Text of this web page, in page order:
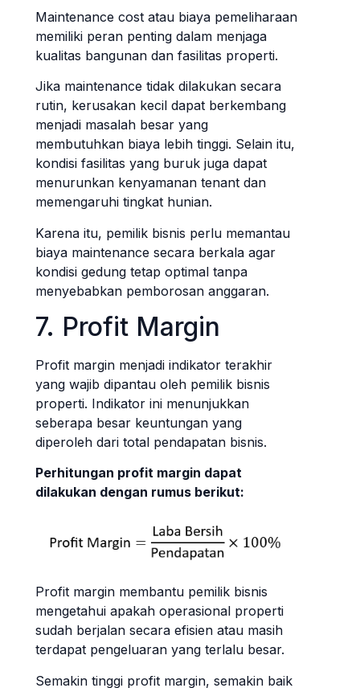
Maintenance cost atau biaya pemeliharaan
memiliki peran penting dalam menjaga
kualitas bangunan dan fasilitas properti.
Jika maintenance tidak dilakukan secara
rutin, kerusakan kecil dapat berkembang
menjadi masalah besar yang
membutuhkan biaya lebih tinggi. Selain itu,
kondisi fasilitas yang buruk juga dapat
menurunkan kenyamanan tenant dan
memengaruhi tingkat hunian.
Karena itu, pemilik bisnis perlu memantau
biaya maintenance secara berkala agar
kondisi gedung tetap optimal tanpa
menyebabkan pemborosan anggaran.
7. Profit Margin
Profit margin menjadi indikator terakhir
yang wajib dipantau oleh pemilik bisnis
properti. Indikator ini menunjukkan
seberapa besar keuntungan yang
diperoleh dari total pendapatan bisnis.
Perhitungan profit margin dapat
dilakukan dengan rumus berikut:
Profit margin membantu pemilik bisnis
mengetahui apakah operasional properti
sudah berjalan secara efisien atau masih
terdapat pengeluaran yang terlalu besar.
Semakin tinggi profit margin, semakin baik